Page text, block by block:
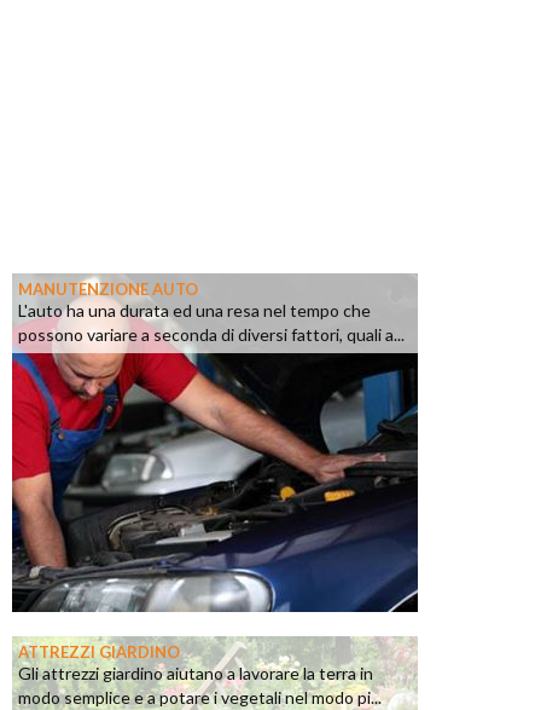
MANUTENZIONE AUTO
L'auto ha una durata ed una resa nel tempo che
possono variare a seconda di diversi fattori, quali a...
ATTREZZI GIARDINO
Gli attrezzi giardino aiutano a lavorare la terra in
modo semplice e a potare i vegetali nel modo pi...